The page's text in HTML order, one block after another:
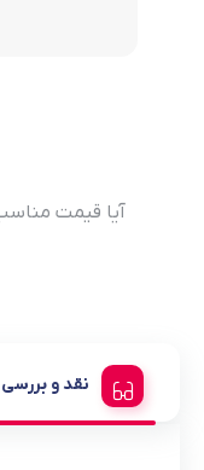
آیا قیمت
نقد و بررسی